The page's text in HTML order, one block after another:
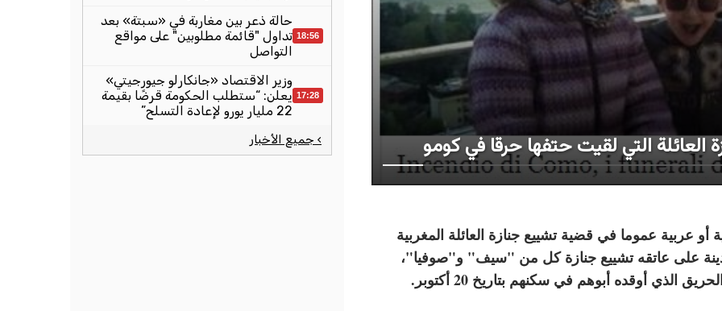
العائلة التي لقيت حتفها حرقا في كومو
أو عربية عموما في قضية تشييع جنازة العائلة المغربية
على عاتقه تشييع جنازة كل من "سيف" و"صوفيا"،
أوقده أبوهم في سكنهم بتاريخ 20 أكتوبر.
18:56
حالة ذعر بين مغاربة في «سبتة» بعد
تداول "قائمة مطلوبين" على مواقع
التواصل
17:28
وزير الاقتصاد «جانكارلو جيورجيتي»
يعلن: “ستطلب الحكومة قرضًا بقيمة
22 مليار يورو لإعادة التسلح”
› جميع الأخبار